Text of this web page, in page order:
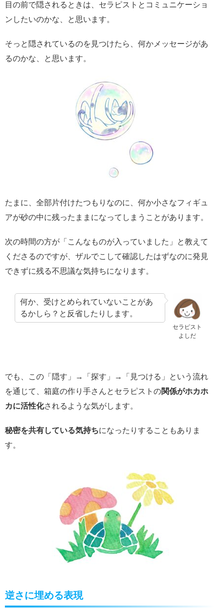
目の前で隠されるときは、セラピストとコミュニケーショ
ンしたいのかな、と思います。
そっと隠されているのを見つけたら、何かメッセージがあ
るのかな、と思います。
たまに、全部片付けたつもりなのに、何か小さなフィギュ
アが砂の中に残ったままになってしまうことがあります。
次の時間の方が「こんなものが入っていました」と教えて
くださるのですが、ザルでこして確認したはずなのに発見
できずに残る不思議な気持ちになります。
セラピスト
よしだ
何か、受けとめられていないことがあ
るかしら？と反省したりします。
でも、この「隠す」→「探す」→「見つける」という流れ
を通じて、箱庭の作り手さんとセラピストの関係がホカホ
カに活性化されるような気がします。
秘密を共有している気持ちになったりすることもありま
す。
逆さに埋める表現